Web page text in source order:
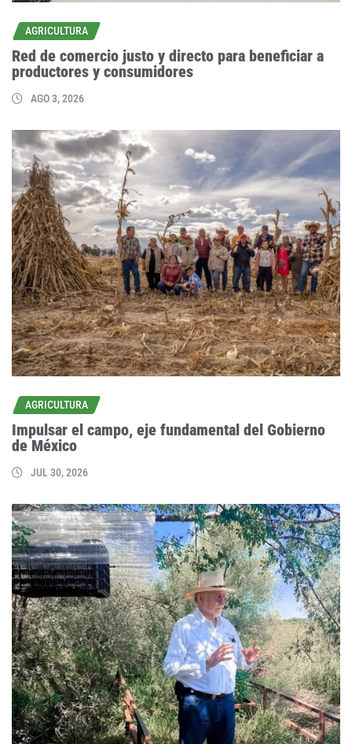
AGRICULTURA
Red de comercio justo y directo para beneficiar a
productores y consumidores
AGO 3, 2026
AGRICULTURA
Impulsar el campo, eje fundamental del Gobierno
de México
JUL 30, 2026